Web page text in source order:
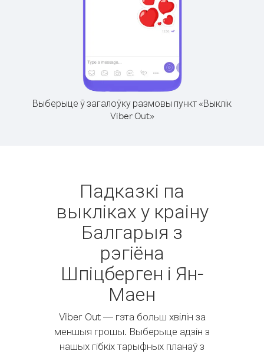
Выберыце ў загалоўку размовы пункт «Выклік
Viber Out»
Падказкі па
выкліках у краіну
Балгарыя з
рэгіёна
Шпіцберген і Ян-
Маен
Viber Out — гэта больш хвілін за
меншыя грошы. Выберыце адзін з
нашых гібкіх тарыфных планаў з